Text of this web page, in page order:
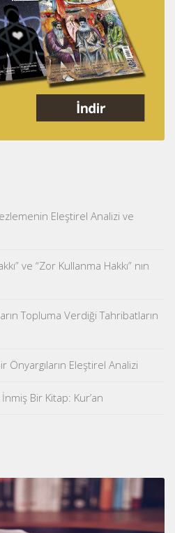
Eleştirel Analizi ve
ve “Zor Kullanma Hakkı” nın
Topluma Verdiği Tahribatların
Önyargıların Eleştirel Analizi
Bir Kitap: Kur’an